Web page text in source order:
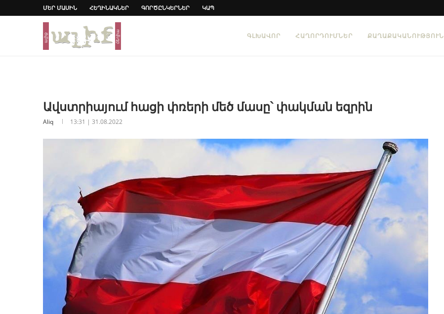
ՄԵՐ ՄԱՍԻՆ ՀԵՂԻՆԱԿՆԵՐ ԳՈՐԾԸՆԿԵՐՆԵՐ ԿԱՊ
ԳԼԽԱՎՈՐ ՀԱՂՈՐԴՈՒՄՆԵՐ ՔԱՂԱՔԱԿԱՆՈՒԹՅՈՒՆ
Ավստրիայում հացի փռերի մեծ մասը՝ փակման եզրին
Aliq 13:31 | 31.08.2022